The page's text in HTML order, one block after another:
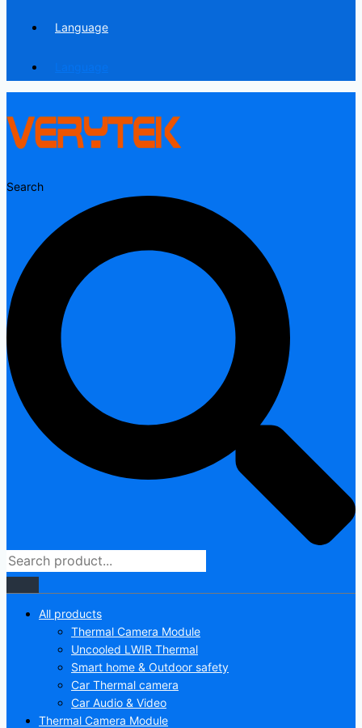
Language
Search
All products
Thermal Camera Module
Uncooled LWIR Thermal
Smart home & Outdoor safety
Car Thermal camera
Car Audio & Video
Thermal Camera Module